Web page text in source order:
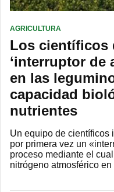
AGRICULTURA
Los científicos
‘interruptor de
en las
capacidad
nutrientes
Un equipo de científicos
por primera vez un
proceso mediante el
nitrógeno atmosférico